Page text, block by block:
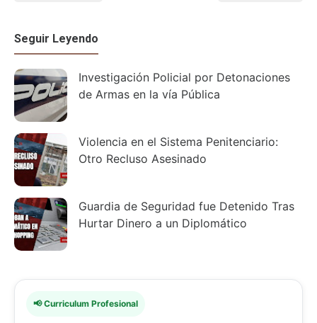
Seguir Leyendo
Investigación Policial por Detonaciones
de Armas en la vía Pública
Violencia en el Sistema Penitenciario:
Otro Recluso Asesinado
Guardia de Seguridad fue Detenido Tras
Hurtar Dinero a un Diplomático
📢 Curriculum Profesional